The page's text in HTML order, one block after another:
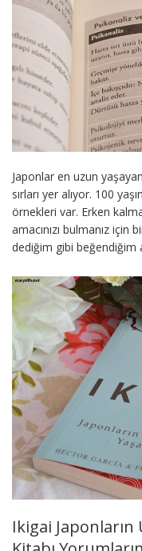
Japonlar en uzun
sırları yer alıyor. 100
örnekleri var. Erken
amacınızı bulmanız
dediğim gibi beğendiğim
Ikigai Japonların